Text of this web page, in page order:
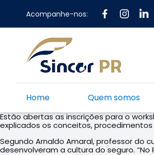
Acompanhe-nos:
Home Quem somos
Estão abertas as inscrições para o
explicados os conceitos,
Segundo Arnaldo Amaral, professor do
desenvolveram a cultura do seguro.